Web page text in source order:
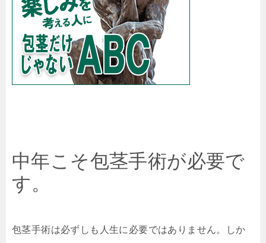
中年こそ包茎手術が必要で
す。
包茎手術は必ずしも人生に必要ではありません。しか